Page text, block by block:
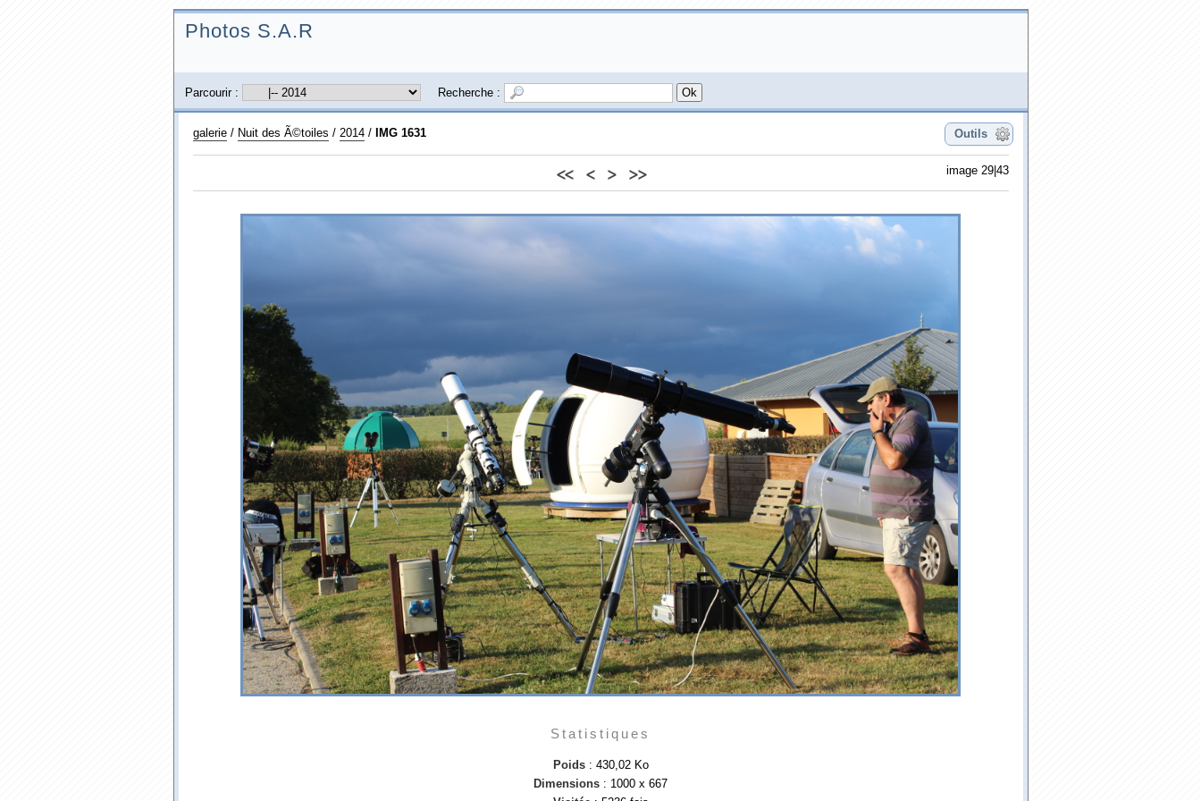
Photos S.A.R
Parcourir : Recherche :
Outils
galerie/ Nuit des Ã©toiles / 2014/ IMG 1631
image 29|43
<< < > >>
Statistiques
Poids: 430,02 Ko
Dimensions : 1000 x 667